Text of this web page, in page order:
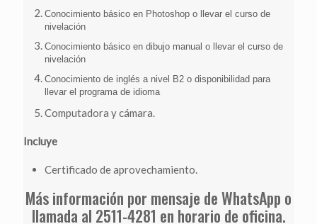
Conocimiento básico en Photoshop o llevar el curso de
nivelación
Conocimiento básico en dibujo manual o llevar el curso de
nivelación
Conocimiento de inglés a nivel B2 o disponibilidad para
llevar el programa de idioma
Computadora y cámara.
Incluye
Certificado de aprovechamiento.
Más información por mensaje de WhatsApp o
llamada al 2511-4281 en horario de oficina.